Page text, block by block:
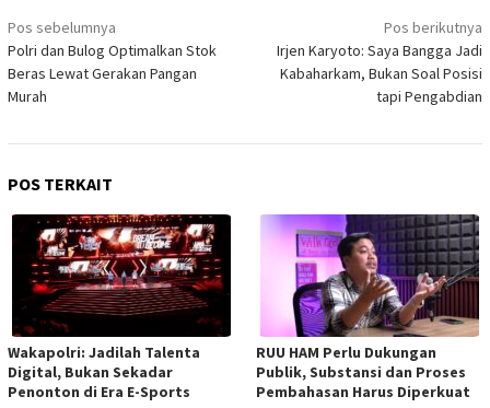
Navigasi
pos
Pos sebelumnya
Polri dan Bulog Optimalkan Stok
Beras Lewat Gerakan Pangan
Murah
Pos berikutnya
Irjen Karyoto: Saya Bangga Jadi
Kabaharkam, Bukan Soal Posisi
tapi Pengabdian
POS TERKAIT
Wakapolri: Jadilah Talenta
Digital, Bukan Sekadar
Penonton di Era E-Sports
RUU HAM Perlu Dukungan
Publik, Substansi dan Proses
Pembahasan Harus Diperkuat